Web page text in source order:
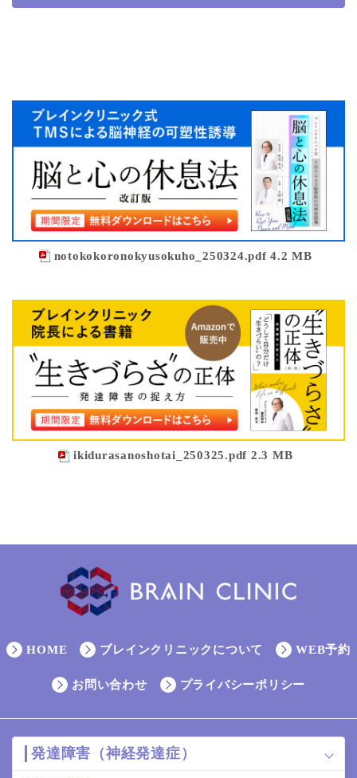
notokokoronokyusokuho_250324.pdf 4.2 MB
ikidurasanoshotai_250325.pdf 2.3 MB
HOME ブレインクリニックについて WEB予約
お問い合わせ プライバシーポリシー
発達障害（神経発達症）